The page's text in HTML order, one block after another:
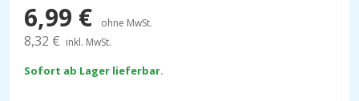
6,99 € ohne MwSt.
8,32 € inkl. MwSt.
Sofort ab Lager lieferbar.